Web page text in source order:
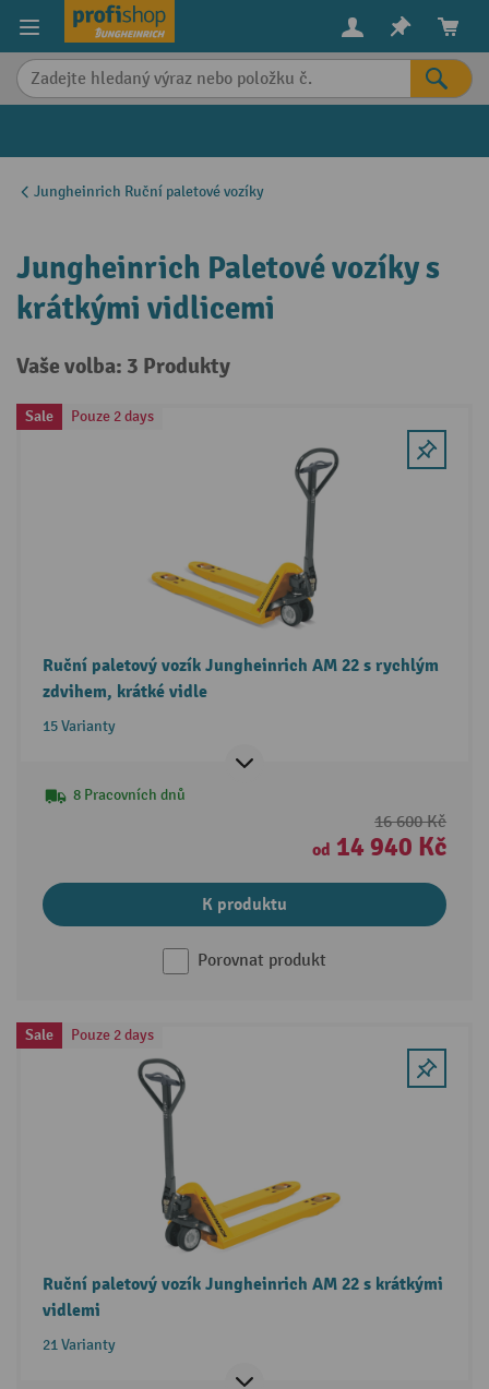
content
Jungheinrich Ruční paletové vozíky
Jungheinrich Paletové vozíky s
krátkými vidlicemi
Vaše volba: 3 Produkty
Sale Pouze 2 days
Ruční paletový vozík Jungheinrich AM 22 s rychlým
zdvihem, krátké vidle
15 Varianty
8 Pracovních dnů
16 600 Kč
od 14 940 Kč
K produktu
Porovnat produkt
Sale Pouze 2 days
Ruční paletový vozík Jungheinrich AM 22 s krátkými
vidlemi
21 Varianty